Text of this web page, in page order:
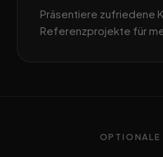
Präsentiere zufriedene
Referenzprojekte für